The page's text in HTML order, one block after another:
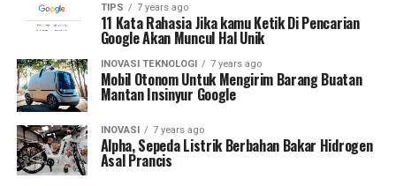
TIPS 7 years ago
11 Kata Rahasia Jika kamu Ketik Di Pencarian
Google Akan Muncul Hal Unik
INOVASI TEKNOLOGI 7 years ago
Mobil Otonom Untuk Mengirim Barang Buatan
Mantan Insinyur Google
INOVASI 7 years ago
Alpha, Sepeda Listrik Berbahan Bakar Hidrogen
Asal Prancis